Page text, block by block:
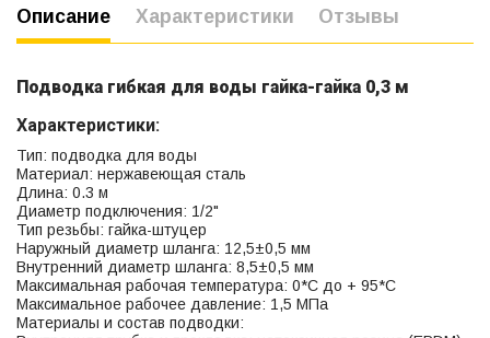
Описание Характеристики Отзывы
Подводка гибкая для воды гайка-гайка 0,3 м
Характеристики:
Тип: подводка для воды
Материал: нержавеющая сталь
Длина: 0.3 м
Диаметр подключения: 1/2"
Тип резьбы: гайка-штуцер
Наружный диаметр шланга: 12,5±0,5 мм
Внутренний диаметр шланга: 8,5±0,5 мм
Максимальная рабочая температура: 0*С до + 95*С
Максимальное рабочее давление: 1,5 МПа
Материалы и состав подводки: